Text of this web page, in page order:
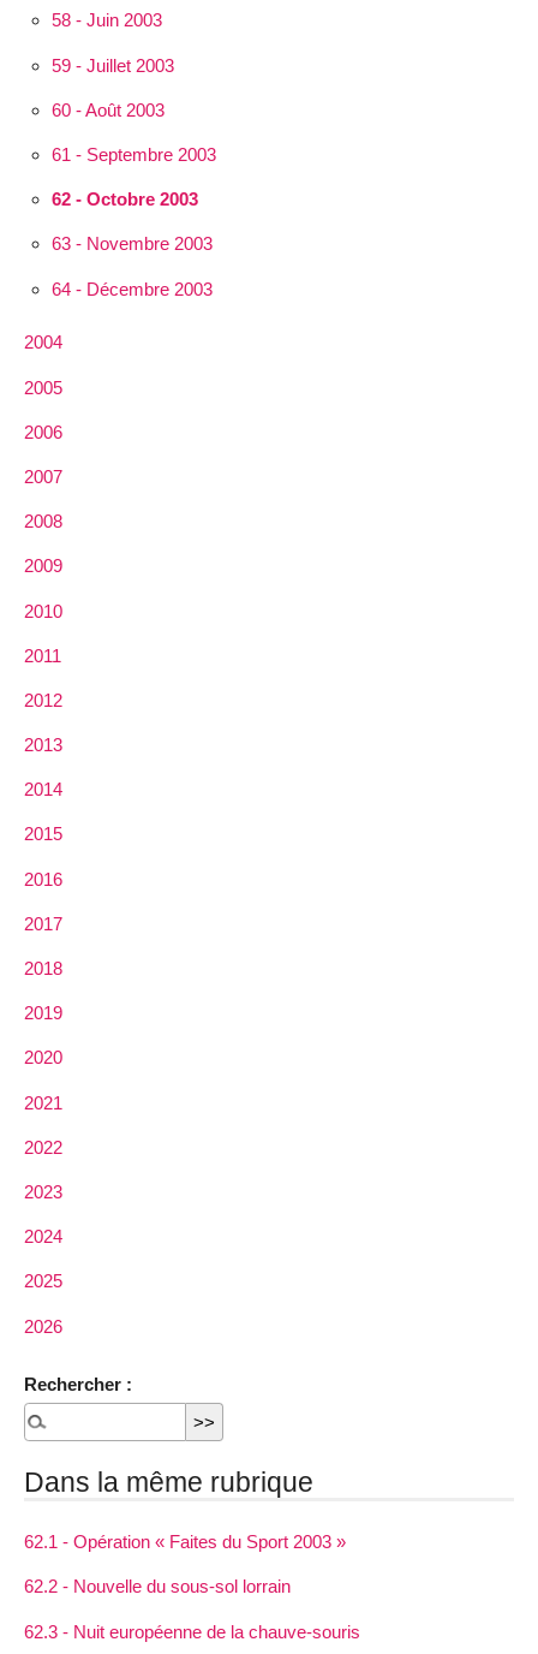
58 - Juin 2003
59 - Juillet 2003
60 - Août 2003
61 - Septembre 2003
62 - Octobre 2003
63 - Novembre 2003
64 - Décembre 2003
2004
2005
2006
2007
2008
2009
2010
2011
2012
2013
2014
2015
2016
2017
2018
2019
2020
2021
2022
2023
2024
2025
2026
Rechercher :
Dans la même rubrique
62.1 - Opération « Faites du Sport 2003 »
62.2 - Nouvelle du sous-sol lorrain
62.3 - Nuit européenne de la chauve-souris